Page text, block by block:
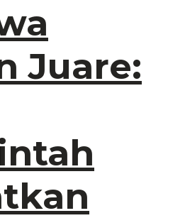
Juare: